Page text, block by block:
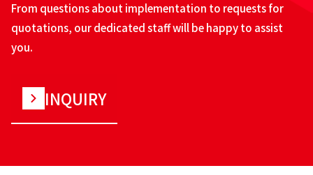
From questions about implementation to requests for
quotations, our dedicated staff will be happy to assist
you.
INQUIRY